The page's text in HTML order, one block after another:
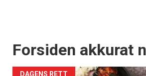
Forsiden akkurat
DAGENS RETT